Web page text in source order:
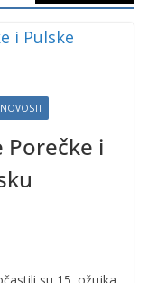
NOVOSTI
Porečke i